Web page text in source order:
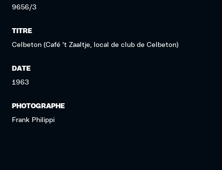
9656/3
TITRE
Celbeton (Café 't Zaaltje, local de club de Celbeton)
DATE
1963
PHOTOGRAPHE
Frank Philippi